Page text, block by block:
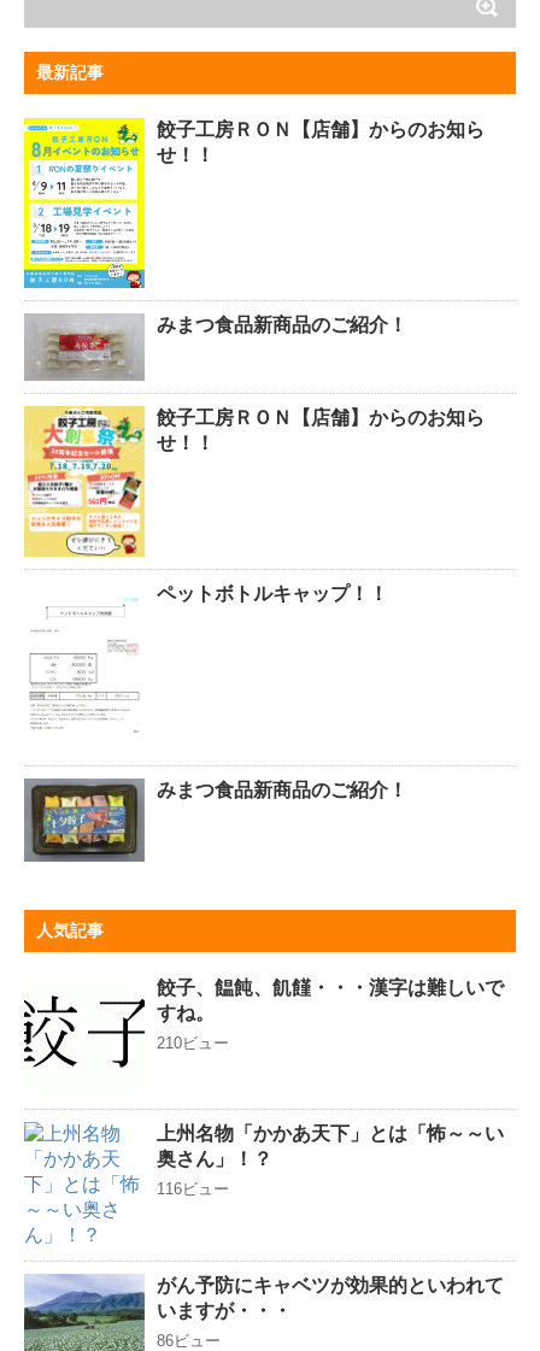
最新記事
餃子工房ＲＯＮ【店舗】からのお知ら
せ！！
みまつ食品新商品のご紹介！
餃子工房ＲＯＮ【店舗】からのお知ら
せ！！
ペットボトルキャップ！！
みまつ食品新商品のご紹介！
人気記事
餃子、饂飩、飢饉・・・漢字は難しいで
すね。
210ビュー
上州名物「かかあ天下」とは「怖～～い
奥さん」！？
116ビュー
がん予防にキャベツが効果的といわれて
いますが・・・
86ビュー